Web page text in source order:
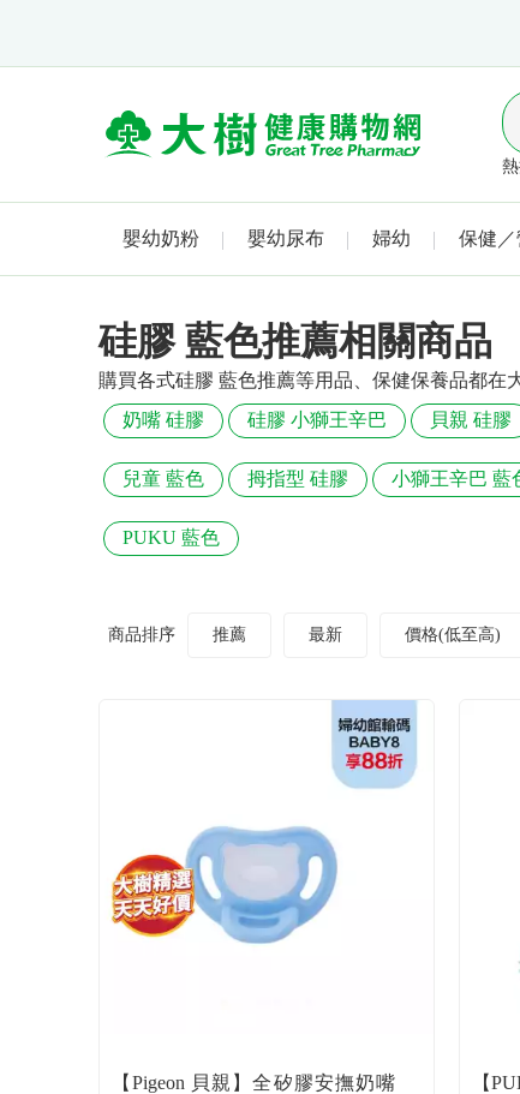
嬰幼奶粉 嬰幼尿布 婦幼 保健
硅膠 藍色推薦相關商品
購買各式硅膠 藍色推薦等用品、保健保養品都
奶嘴 硅膠
硅膠 小獅王辛巴 貝親 硅膠
兒童 藍色 拇指型 硅膠 小獅王辛巴 藍
PUKU 藍色
商品排序 推薦 最新 價格(低至高)
【Pigeon 貝親】全矽膠安撫奶嘴
【